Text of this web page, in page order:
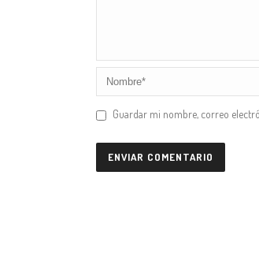
Guardar mi nombre, correo